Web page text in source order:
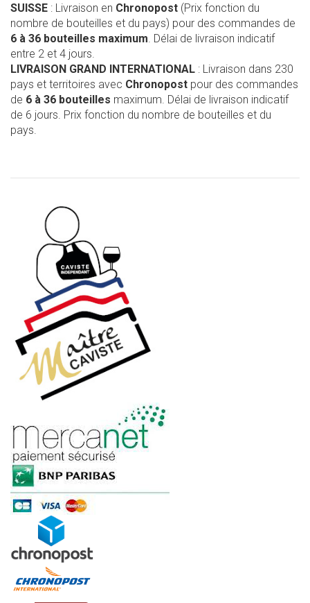
SUISSE : Livraison en Chronopost (Prix fonction du
nombre de bouteilles et du pays) pour des commandes de
6 à 36 bouteilles maximum. Délai de livraison indicatif
entre 2 et 4 jours.
LIVRAISON GRAND INTERNATIONAL : Livraison dans 230
pays et territoires avec Chronopost pour des commandes
de 6 à 36 bouteilles maximum. Délai de livraison indicatif
de 6 jours. Prix fonction du nombre de bouteilles et du
pays.